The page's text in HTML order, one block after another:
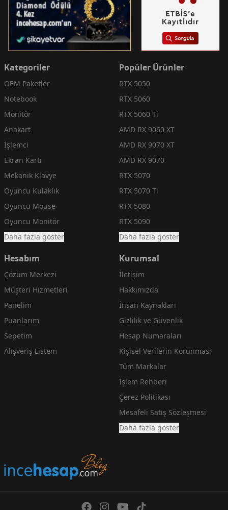
Kategoriler
OEM Paketler
Notebook
Monitör
Anakart
İşlemci
Ekran Kartı
Mekanik Klavye
Oyuncu Kulaklık
Oyuncu Mouse
Oyuncu Monitör
Daha fazla göster
Popüler Ürünler
RTX 5050
RTX 5060
RTX 5060 Ti
AMD RX 9060 XT
AMD RX 9070 XT
AMD RX 9070
RTX 5070
RTX 5070 Ti
RTX 5080
RTX 5090
Daha fazla göster
Hesabım
Çözüm Merkezi
Müşteri Hizmetleri
Panelim
Puanlarım
Sepetim
Alışveriş Listem
Kurumsal
İletişim
Hakkımızda
İnsan Kaynakları
Gizlilik ve Güvenlik
Hesap Numaraları
Kişisel Verilerin Korunması
Tüm Markalar
İşlem Rehberi
Çerez Politikası
Mesafeli Satış Sözleşmesi
Daha fazla göster